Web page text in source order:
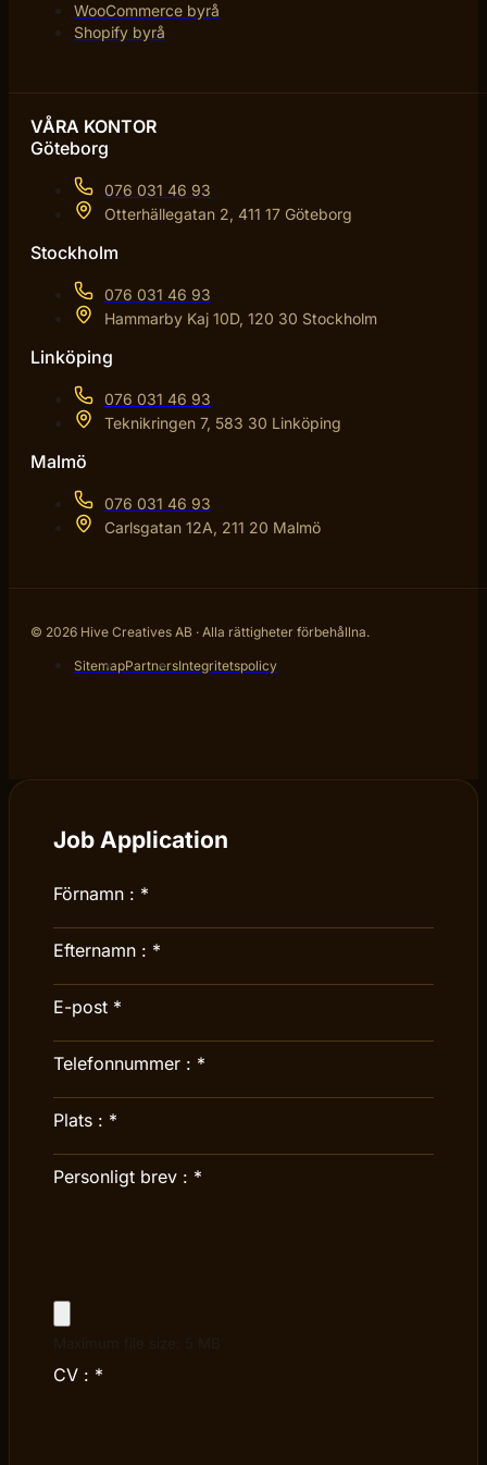
WooCommerce byrå
Shopify byrå
VÅRA KONTOR
Göteborg
076 031 46 93
Otterhällegatan 2, 411 17 Göteborg
Stockholm
076 031 46 93
Hammarby Kaj 10D, 120 30 Stockholm
Linköping
076 031 46 93
Teknikringen 7, 583 30 Linköping
Malmö
076 031 46 93
Carlsgatan 12A, 211 20 Malmö
© 2026 Hive Creatives AB · Alla rättigheter förbehållna.
SitemapPartnersIntegritetspolicy
Job Application
Förnamn : *
Efternamn : *
E-post *
Telefonnummer : *
Plats : *
Personligt brev : *
CV : *